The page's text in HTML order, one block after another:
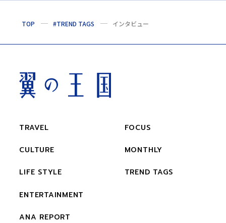
TOP #TREND TAGS インタビュー
TRAVEL
CULTURE
LIFE STYLE
ENTERTAINMENT
ANA REPORT
FOCUS
MONTHLY
TREND TAGS